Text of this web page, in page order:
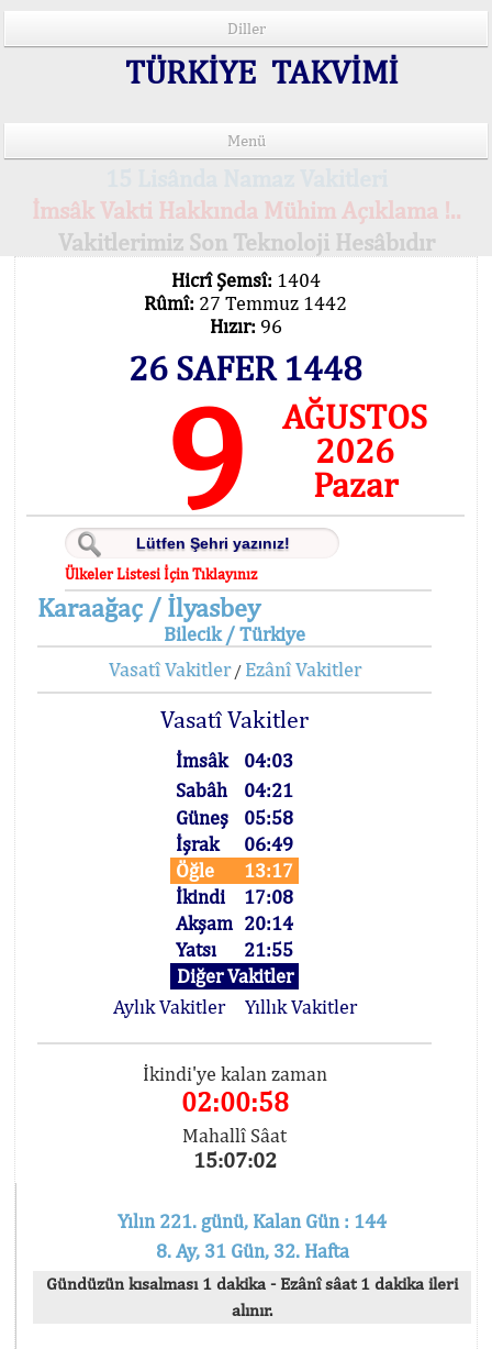
Diller
TÜRKİYE TAKVİMİ
Menü
İmsâk Vakti Hakkında Mühim Açıklama !..
Vakitlerimiz Son Teknoloji Hesâbıdır
Hicrî Şemsî: 1404
Rûmî: 27 Temmuz 1442
Hızır: 96
26 SAFER 1448
9
AĞUSTOS
2026
Pazar
Ülkeler Listesi İçin Tıklayınız
Karaağaç / İlyasbey
Bilecik / Türkiye
Vasatî Vakitler/ Ezânî Vakitler
Vasatî Vakitler
İmsâk
04:03
Sabâh
04:21
Güneş
05:58
İşrak
06:49
Öğle
13:17
İkindi
17:08
Akşam 20:14
Yatsı
21:55
Diğer Vakitler
Aylık Vakitler
Yıllık Vakitler
İkindi'ye kalan zaman
02:00:58
Mahallî Sâat
15:07:02
Yılın 221. günü, Kalan Gün : 144
8. Ay, 31 Gün, 32. Hafta
Gündüzün kısalması 1 dakika - Ezânî sâat 1 dakika ileri
alınır.